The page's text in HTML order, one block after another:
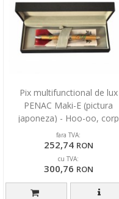
Pix multifunctional de lux
PENAC Maki-E (pictura
japoneza) - Hoo-oo, corp
auriu, in cutie cadou
fara TVA:
252,74 RON
cu TVA:
300,76 RON